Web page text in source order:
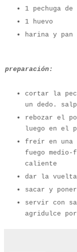
1 pechuga
1 huevo
harina y
preparación:
cortar la
un dedo.
rebozar el
luego en el
freír en una
fuego
caliente
dar la vuelta
sacar y
servir con
agridulce